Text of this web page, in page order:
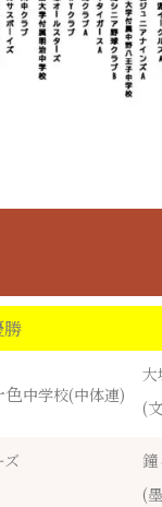
勝
色中学校(中体連)
大
(
(